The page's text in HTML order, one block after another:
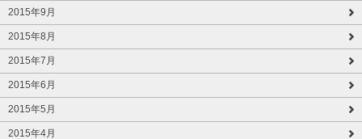
2015年9月
2015年8月
2015年7月
2015年6月
2015年5月
2015年4月